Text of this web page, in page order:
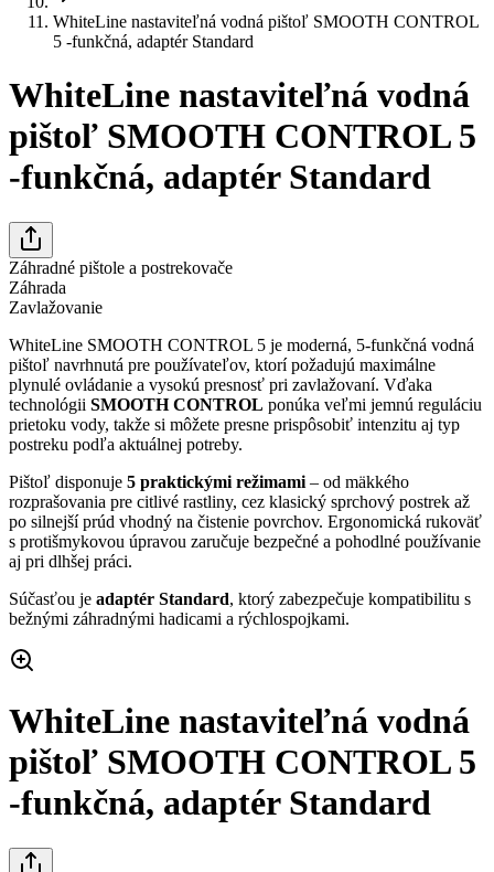
WhiteLine nastaviteľná vodná pištoľ SMOOTH CONTROL
5 -funkčná, adaptér Standard
WhiteLine nastaviteľná vodná
pištoľ SMOOTH CONTROL 5
-funkčná, adaptér Standard
Záhradné pištole a postrekovače
Záhrada
Zavlažovanie
WhiteLine SMOOTH CONTROL 5 je moderná, 5-funkčná vodná
pištoľ navrhnutá pre používateľov, ktorí požadujú maximálne
plynulé ovládanie a vysokú presnosť pri zavlažovaní. Vďaka
technológii SMOOTH CONTROL ponúka veľmi jemnú reguláciu
prietoku vody, takže si môžete presne prispôsobiť intenzitu aj typ
postreku podľa aktuálnej potreby.
Pištoľ disponuje 5 praktickými režimami – od mäkkého
rozprašovania pre citlivé rastliny, cez klasický sprchový postrek až
po silnejší prúd vhodný na čistenie povrchov. Ergonomická rukoväť
s protišmykovou úpravou zaručuje bezpečné a pohodlné používanie
aj pri dlhšej práci.
Súčasťou je adaptér Standard, ktorý zabezpečuje kompatibilitu s
bežnými záhradnými hadicami a rýchlospojkami.
WhiteLine nastaviteľná vodná
pištoľ SMOOTH CONTROL 5
-funkčná, adaptér Standard